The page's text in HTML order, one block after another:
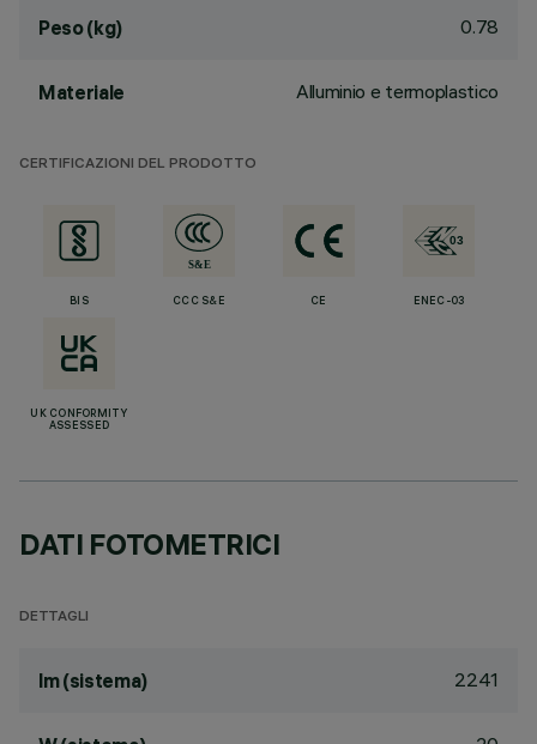
Peso (kg) 0.78
Materiale Alluminio e termoplastico
CERTIFICAZIONI DEL PRODOTTO
BIS CCC S&E CE ENEC-03
UK CONFORMITY
ASSESSED
DATI FOTOMETRICI
DETTAGLI
lm (sistema) 2241